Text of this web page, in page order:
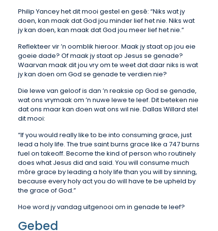
Philip Yancey het dit mooi gestel en gesê: “Niks wat jy
doen, kan maak dat God jou minder lief het nie. Niks wat
jy kan doen, kan maak dat God jou meer lief het nie.”
Reflekteer vir ’n oomblik hieroor. Maak jy staat op jou eie
goeie dade? Of maak jy staat op Jesus se genade?
Waarvan maak dit jou vry om te weet dat daar niks is wat
jy kan doen om God se genade te verdien nie?
Die lewe van geloof is dan ’n reaksie op God se genade,
wat ons vrymaak om ’n nuwe lewe te leef. Dit beteken nie
dat ons maar kan doen wat ons wil nie. Dallas Willard stel
dit mooi:
“If you would really like to be into consuming grace, just
lead a holy life. The true saint burns grace like a 747 burns
fuel on takeoff. Become the kind of person who routinely
does what Jesus did and said. You will consume much
môre grace by leading a holy life than you will by sinning,
because every holy act you do will have te be upheld by
the grace of God.”
Hoe word jy vandag uitgenooi om in genade te leef?
Gebed